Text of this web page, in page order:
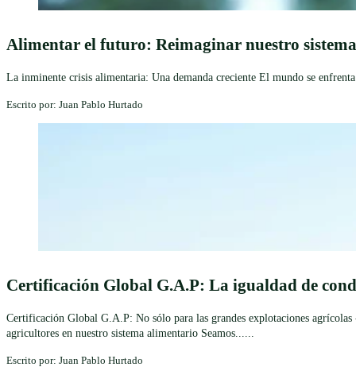
Alimentar el futuro: Reimaginar nuestro
La inminente crisis alimentaria: Una demanda creciente El mundo se
Escrito por: Juan Pablo Hurtado
Certificación Global G.A.P: La igualdad de
Certificación Global G.A.P: No sólo para las grandes explotaciones
agricultores en nuestro sistema alimentario Seamos......
Escrito por: Juan Pablo Hurtado